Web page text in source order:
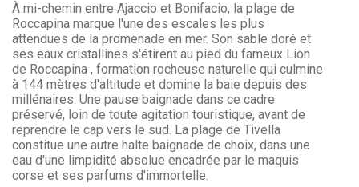
À mi-chemin entre Ajaccio et Bonifacio, la plage de
Roccapina marque l'une des escales les plus
attendues de la promenade en mer. Son sable doré et
ses eaux cristallines s'étirent au pied du fameux Lion
de Roccapina , formation rocheuse naturelle qui culmine
à 144 mètres d'altitude et domine la baie depuis des
millénaires. Une pause baignade dans ce cadre
préservé, loin de toute agitation touristique, avant de
reprendre le cap vers le sud. La plage de Tivella
constitue une autre halte baignade de choix, dans une
eau d'une limpidité absolue encadrée par le maquis
corse et ses parfums d'immortelle.